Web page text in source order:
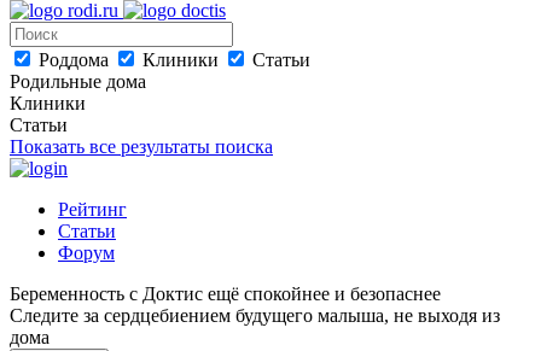
Роддома Клиники
Статьи
Родильные дома
Клиники
Статьи
Показать все результаты поиска
Рейтинг
Статьи
Форум
Беременность с Доктис ещё спокойнее и безопаснее
Следите за сердцебиением будущего малыша, не выходя из
дома